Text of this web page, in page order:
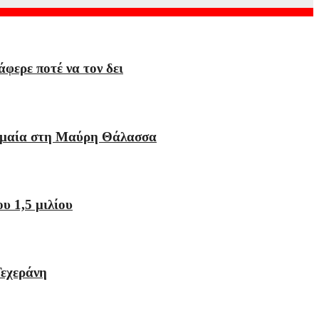
ποτέ να τον δει
στη Μαύρη Θάλασσα
1,5 μιλίου